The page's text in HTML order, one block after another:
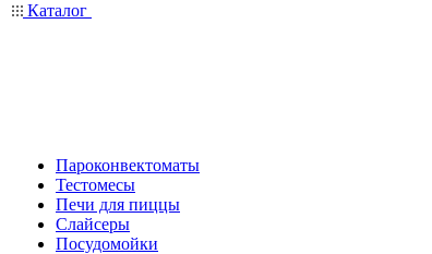
Каталог
Пароконвектоматы
Тестомесы
Печи для пиццы
Слайсеры
Посудомойки